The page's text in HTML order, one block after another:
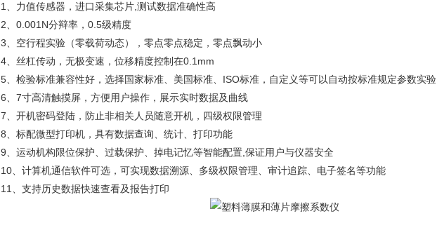
1、力值传感器，进口采集芯片,测试数据准确性高
2、0.001N分辩率，0.5级精度
3、空行程实验（零载荷动态），零点零点稳定，零点飘动小
4、丝杠传动，无极变速，位移精度控制在0.1mm
5、检验标准兼容性好，选择国家标准、美国标准、ISO标准，自定义等可以自动按标准规定参数实验
6、7寸高清触摸屏，方便用户操作，展示实时数据及曲线
7、开机密码登陆，防止非相关人员随意开机，四级权限管理
8、标配微型打印机，具有数据查询、统计、打印功能
9、运动机构限位保护、过载保护、掉电记忆等智能配置,保证用户与仪器安全
10、计算机通信软件可选，可实现数据溯源、多级权限管理、审计追踪、电子签名等功能
11、支持历史数据快速查看及报告打印